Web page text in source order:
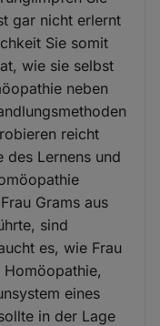
gar nicht erlernt
Sie somit
wie sie selbst
neben
reicht
des Lernens und
Grams aus
sind
es, wie Frau
eines
in der Lage